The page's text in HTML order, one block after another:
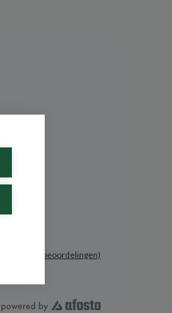
(531 beoordelingen)